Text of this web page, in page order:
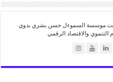
نت موسسة السموءل حسن بشري بدوي
التنموي والاقتصاد الرقمي